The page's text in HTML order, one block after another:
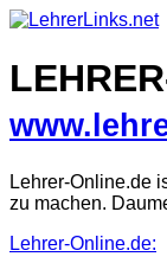
Skip
content
Lehrer-Online.de
zu machen.
Lehrer-Online.de: